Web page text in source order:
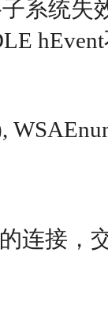
系统失
连接，